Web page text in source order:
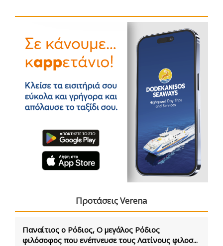
Προτάσεις Verena
Παναίτιος ο Ρόδιος, Ο μεγάλος Ρόδιος
φιλόσοφος που ενέπνευσε τους Λατίνους φιλοσ...